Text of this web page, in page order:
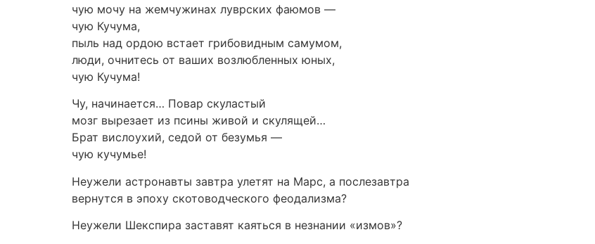
чую мочу на жемчужинах луврских фаюмов —
чую Кучума,
пыль над ордою встает грибовидным самумом,
люди, очнитесь от ваших возлюбленных юных,
чую Кучума!
Чу, начинается… Повар скуластый
мозг вырезает из псины живой и скулящей…
Брат вислоухий, седой от безумья —
чую кучумье!
Неужели астронавты завтра улетят на Марс, а послезавтра
вернутся в эпоху скотоводческого феодализма?
Неужели Шекспира заставят каяться в незнании «измов»?